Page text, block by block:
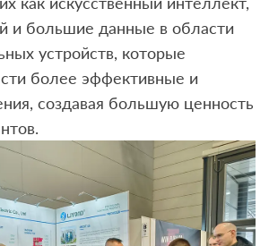
и большие данные в области
устройств, которые
более эффективные и
создавая большую ценность